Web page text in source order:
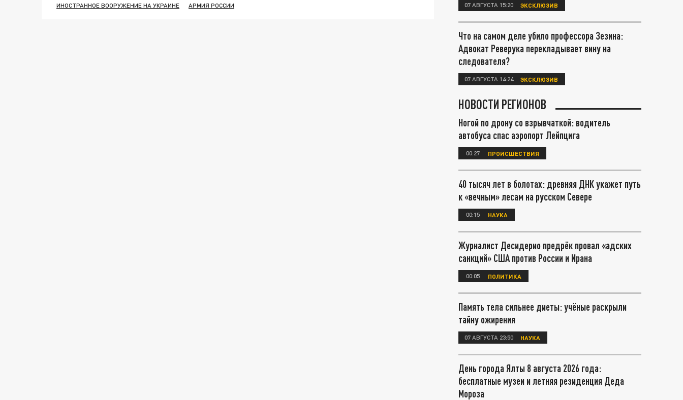
ИНОСТРАННОЕ ВООРУЖЕНИЕ НА УКРАИНЕ
АРМИЯ РОССИИ 07 АВГУСТА 15:20 ЭКСКЛЮЗИВ
Что на самом деле убило профессора Зезина:
Адвокат Реверука перекладывает вину на
следователя?
07 АВГУСТА 14:24 ЭКСКЛЮЗИВ
НОВОСТИ РЕГИОНОВ
Ногой по дрону со взрывчаткой: водитель
автобуса спас аэропорт Лейпцига
00:27 ПРОИСШЕСТВИЯ
40 тысяч лет в болотах: древняя ДНК укажет путь
к «вечным» лесам на русском Севере
00:15 НАУКА
Журналист Десидерио предрёк провал «адских
санкций» США против России и Ирана
00:05 ПОЛИТИКА
Память тела сильнее диеты: учёные раскрыли
тайну ожирения
07 АВГУСТА 23:50 НАУКА
День города Ялты 8 августа 2026 года:
бесплатные музеи и летняя резиденция Деда
Мороза